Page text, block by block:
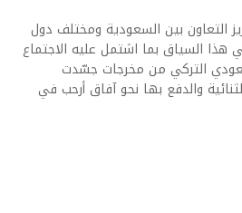
التعاون بين السعودية ومختلف دول
هذا السياق بما اشتمل عليه الاجتماع
التركي من مخرجات جسّدت
والدفع بها نحو آفاق أرحب في